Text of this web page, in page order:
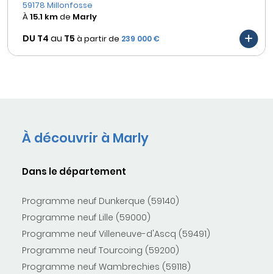
59178 Millonfosse
À15.1 kmde Marly
DU T4 au T5 à partir de 239 000 €
À découvrir à Marly
Dans le département
Programme neuf Dunkerque (59140)
Programme neuf Lille (59000)
Programme neuf Villeneuve-d'Ascq (59491)
Programme neuf Tourcoing (59200)
Programme neuf Wambrechies (59118)